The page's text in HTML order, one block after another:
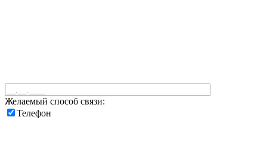
Желаемый способ связи:
Телефон